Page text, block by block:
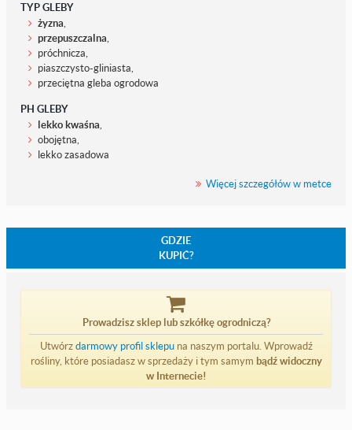
TYP GLEBY
żyzna,
przepuszczalna,
próchnicza,
piaszczysto-gliniasta,
przeciętna gleba ogrodowa
PH GLEBY
lekko kwaśna,
obojętna,
lekko zasadowa
Więcej szczegółów w metce
GDZIE
KUPIĆ?
Prowadzisz sklep lub szkółkę ogrodniczą?
Utwórzdarmowy profil sklepuna naszym portalu. Wprowadź
rośliny, które posiadasz w sprzedaży i tym samym bądź widoczny
w Internecie!